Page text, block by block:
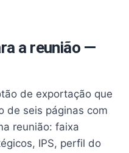
a reunião —
de exportação que
de seis páginas com
reunião: faixa
IPS, perfil do